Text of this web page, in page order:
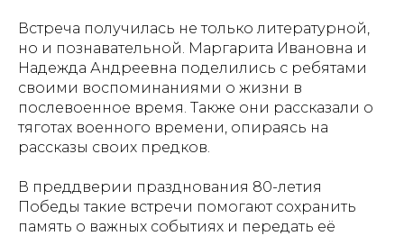
Встреча получилась не только литературной,
но и познавательной. Маргарита Ивановна и
Надежда Андреевна поделились с ребятами
своими воспоминаниями о жизни в
послевоенное время. Также они рассказали о
тяготах военного времени, опираясь на
рассказы своих предков.
В преддверии празднования 80-летия
Победы такие встречи помогают сохранить
память о важных событиях и передать её